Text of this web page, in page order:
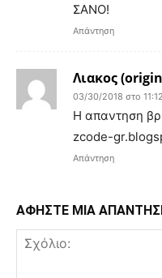
ΣΑΝΟ!
Απάντηση
Λιακος
03/30/2018 στο
Η απαντηση
zcode-
Απάντηση
ΑΦΗΣΤΕ ΜΙΑ